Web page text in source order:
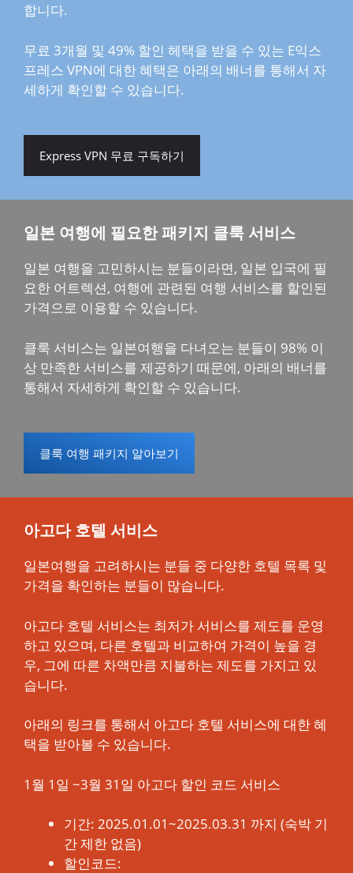
합니다.
무료 3개월 및 49% 할인 헤택을 받을 수 있는 E익스
프레스 VPN에 대한 혜택은 아래의 배너를 통해서 자
세하게 확인할 수 있습니다.
Express VPN 무료 구독하기
일본 여행에 필요한 패키지 클룩 서비스
일본 여행을 고민하시는 분들이라면, 일본 입국에 필
요한 어트렉션, 여행에 관련된 여행 서비스를 할인된
가격으로 이용할 수 있습니다.
클룩 서비스는 일본여행을 다녀오는 분들이 98% 이
상 만족한 서비스를 제공하기 때문에, 아래의 배너를
통해서 자세하게 확인할 수 있습니다.
클룩 여행 패키지 알아보기
아고다 호텔 서비스
일본여행을 고려하시는 분들 중 다양한 호텔 목록 및
가격을 확인하는 분들이 많습니다.
아고다 호텔 서비스는 최저가 서비스를 제도를 운영
하고 있으며, 다른 호텔과 비교하여 가격이 높을 경
우, 그에 따른 차액만큼 지불하는 제도를 가지고 있
습니다.
아래의 링크를 통해서 아고다 호텔 서비스에 대한 혜
택을 받아볼 수 있습니다.
1월 1일 ~3월 31일 아고다 할인 코드 서비스
기간: 2025.01.01~2025.03.31 까지 (숙박 기
간 제한 없음)
할인코드: